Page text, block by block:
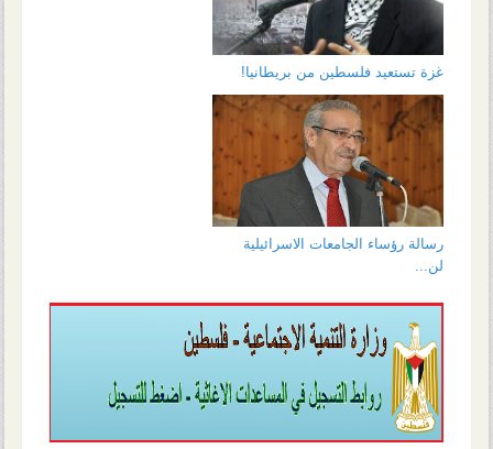
غزة تستعيد فلسطين من بريطانيا!
رسالة رؤساء الجامعات الاسرائيلية
لن...